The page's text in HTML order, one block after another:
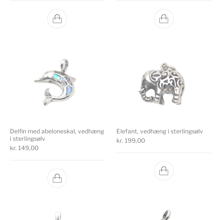
Delfin med abeloneskal, vedhæng
i sterlingsølv
kr. 149,00
Elefant, vedhæng i sterlingsølv
kr. 199,00